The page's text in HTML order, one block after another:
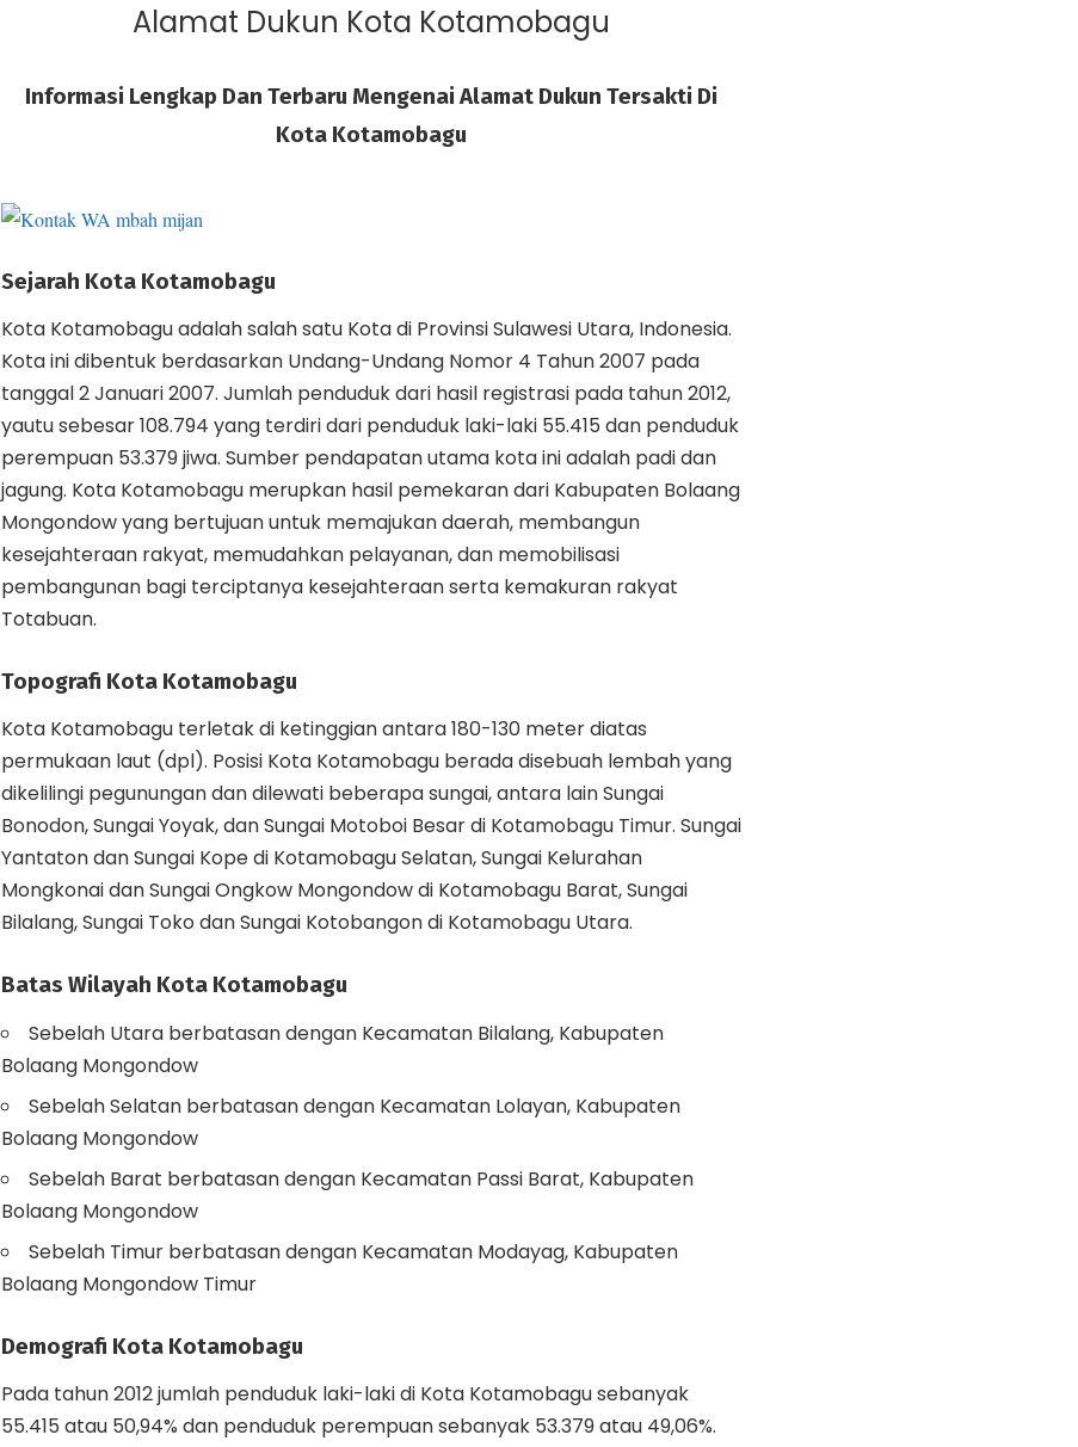
Alamat Dukun Kota Kotamobagu
Informasi Lengkap Dan Terbaru Mengenai Alamat Dukun Tersakti Di
Kota Kotamobagu
Sejarah Kota Kotamobagu
Kota Kotamobagu adalah salah satu Kota di Provinsi Sulawesi Utara, Indonesia.
Kota ini dibentuk berdasarkan Undang-Undang Nomor 4 Tahun 2007 pada
tanggal 2 Januari 2007. Jumlah penduduk dari hasil registrasi pada tahun 2012,
yautu sebesar 108.794 yang terdiri dari penduduk laki-laki 55.415 dan penduduk
perempuan 53.379 jiwa. Sumber pendapatan utama kota ini adalah padi dan
jagung. Kota Kotamobagu merupkan hasil pemekaran dari Kabupaten Bolaang
Mongondow yang bertujuan untuk memajukan daerah, membangun
kesejahteraan rakyat, memudahkan pelayanan, dan memobilisasi
pembangunan bagi terciptanya kesejahteraan serta kemakuran rakyat
Totabuan.
Topografi Kota Kotamobagu
Kota Kotamobagu terletak di ketinggian antara 180-130 meter diatas
permukaan laut (dpl). Posisi Kota Kotamobagu berada disebuah lembah yang
dikelilingi pegunungan dan dilewati beberapa sungai, antara lain Sungai
Bonodon, Sungai Yoyak, dan Sungai Motoboi Besar di Kotamobagu Timur. Sungai
Yantaton dan Sungai Kope di Kotamobagu Selatan, Sungai Kelurahan
Mongkonai dan Sungai Ongkow Mongondow di Kotamobagu Barat, Sungai
Bilalang, Sungai Toko dan Sungai Kotobangon di Kotamobagu Utara.
Batas Wilayah Kota Kotamobagu
Sebelah Utara berbatasan dengan Kecamatan Bilalang, Kabupaten
Bolaang Mongondow
Sebelah Selatan berbatasan dengan Kecamatan Lolayan, Kabupaten
Bolaang Mongondow
Sebelah Barat berbatasan dengan Kecamatan Passi Barat, Kabupaten
Bolaang Mongondow
Sebelah Timur berbatasan dengan Kecamatan Modayag, Kabupaten
Bolaang Mongondow Timur
Demografi Kota Kotamobagu
Pada tahun 2012 jumlah penduduk laki-laki di Kota Kotamobagu sebanyak
55.415 atau 50,94% dan penduduk perempuan sebanyak 53.379 atau 49,06%.